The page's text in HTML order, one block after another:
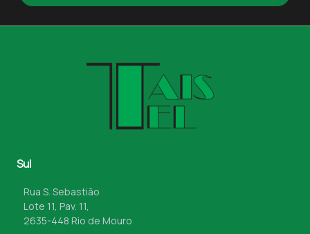
Sul
Rua S. Sebastião
Lote 11, Pav. 11,
2635-448 Rio de Mouro